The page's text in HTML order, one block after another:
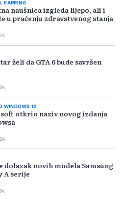
EARRING
naušnica izgleda lijepo, ali i
u praćenju zdravstvenog stanja
želi da GTA 6 bude savršen
WINDOWS 12
otkrio naziv novog izdanja
dolazak novih modela Samsung
A serije